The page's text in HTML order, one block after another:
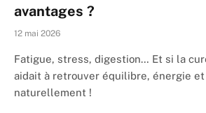
avantages ?
12 mai 2026
Fatigue, stress, digestion… Et si la
aidait à retrouver équilibre, énergie
naturellement !